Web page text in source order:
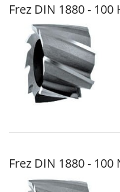
Frez DIN 1880 - 100
Frez DIN 1880 - 100